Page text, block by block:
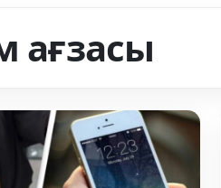
ағзасы